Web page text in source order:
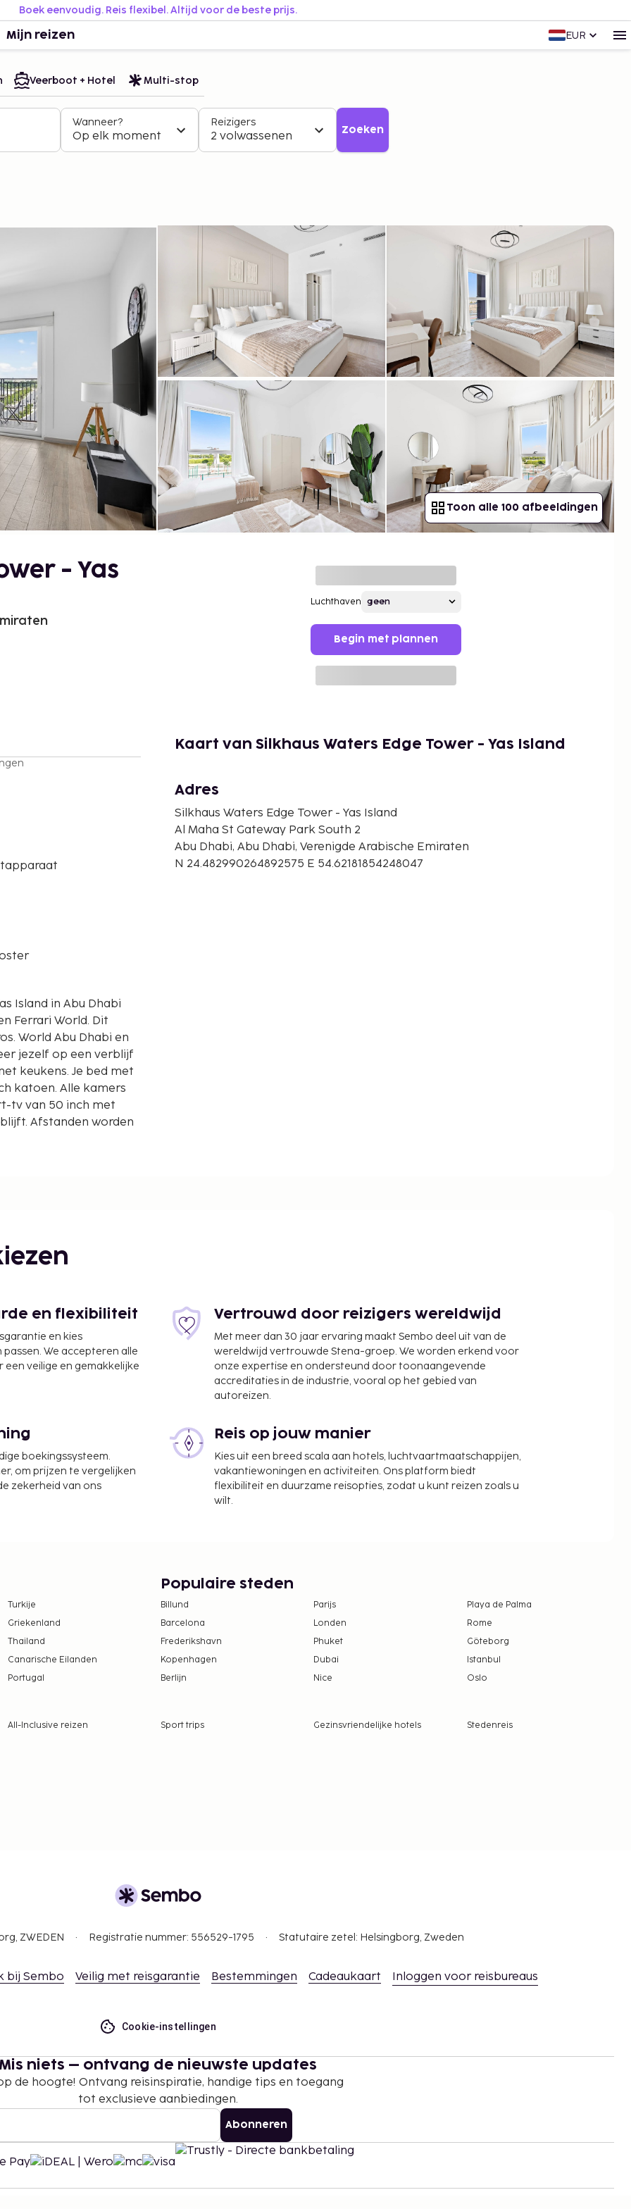
Boek eenvoudig. Reis flexibel. Altijd voor de beste prijs.
Mijn reizen EUR
Veerboot + Hotel Multi-stop
Wanneer?
Op elk moment
Reizigers
2 volwassenen Zoeken
Toon alle 100 afbeeldingen
- Yas
Luchthaven
Begin met plannen
Island in Abu Dhabi
World. Dit
World Abu Dhabi en
jezelf op een verblijf
keukens. Je bed met
katoen. Alle kamers
tv van 50 inch met
Afstanden worden
een snelle
heb je gratis
Kaart van Silkhaus Waters Edge Tower - Yas Island
Adres
Silkhaus Waters Edge Tower - Yas Island
Al Maha St Gateway Park South 2
Abu Dhabi, Abu Dhabi, Verenigde Arabische Emiraten
N 24.482990264892575 E 54.62181854248047
en flexibiliteit
en kies
We accepteren alle
veilige en gemakkelijke
Vertrouwd door reizigers wereldwijd
Met meer dan 30 jaar ervaring maakt Sembo deel uit van de
wereldwijd vertrouwde Stena-groep. We worden erkend voor
onze expertise en ondersteund door toonaangevende
accreditaties in de industrie, vooral op het gebied van
autoreizen.
boekingssysteem.
om prijzen te vergelijken
zekerheid van ons
Reis op jouw manier
Kies uit een breed scala aan hotels, luchtvaartmaatschappijen,
vakantiewoningen en activiteiten. Ons platform biedt
flexibiliteit en duurzame reisopties, zodat u kunt reizen zoals u
wilt.
Turkije
Griekenland
Thailand
Canarische Eilanden
Portugal
Populaire steden
Billund Parijs
Playa de Palma
Barcelona
Londen
Rome
Frederikshavn
Phuket
Göteborg
Kopenhagen
Dubai
Istanbul
Berlijn
Nice Oslo
All-Inclusive reizen Sport trips Gezinsvriendelijke hotels
Stedenreis
ZWEDEN Registratie nummer: 556529-1795 Statutaire zetel: Helsingborg, Zweden
bij Sembo Veilig met reisgarantie Bestemmingen Cadeaukaart Inloggen voor reisbureaus
Cookie-instellingen
Mis niets – ontvang de nieuwste updates
de hoogte! Ontvang reisinspiratie, handige tips en toegang
tot exclusieve aanbiedingen.
Abonneren